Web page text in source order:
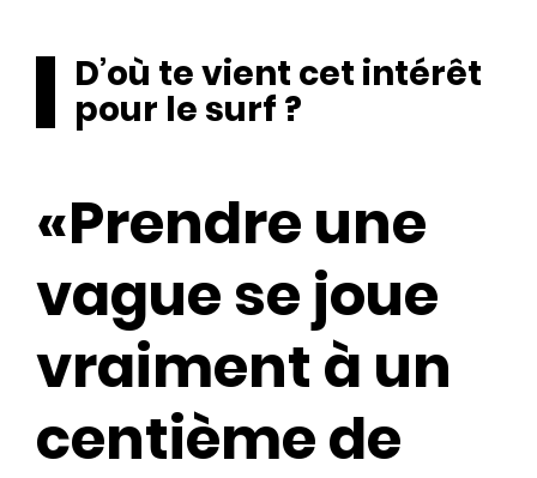
D’où te vient cet intérêt
pour le surf ?
«Prendre une
vague se joue
vraiment à un
centième de